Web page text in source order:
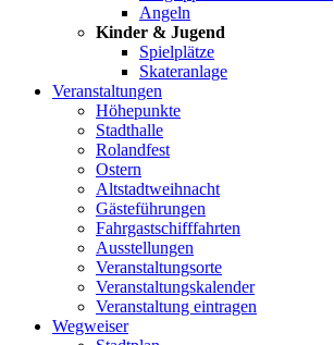
Angeln
Kinder & Jugend
Spielplätze
Skateranlage
Veranstaltungen
Höhepunkte
Stadthalle
Rolandfest
Ostern
Altstadtweihnacht
Gästeführungen
Fahrgastschifffahrten
Ausstellungen
Veranstaltungsorte
Veranstaltungskalender
Veranstaltung eintragen
Wegweiser